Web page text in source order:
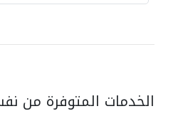
الخدمات المتوفرة من